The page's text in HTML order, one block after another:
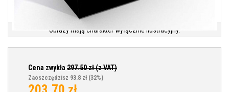
Obrazy mają charakter wyłącznie ilustracyjny.
Cena zwykła 297.50zł (z VAT)
Zaoszczędzisz 93.8 zł (32%)